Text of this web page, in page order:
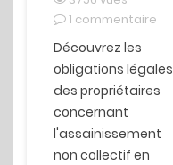
1 commentaire
Découvrez les
obligations légales
des propriétaires
concernant
l'assainissement
non collectif en